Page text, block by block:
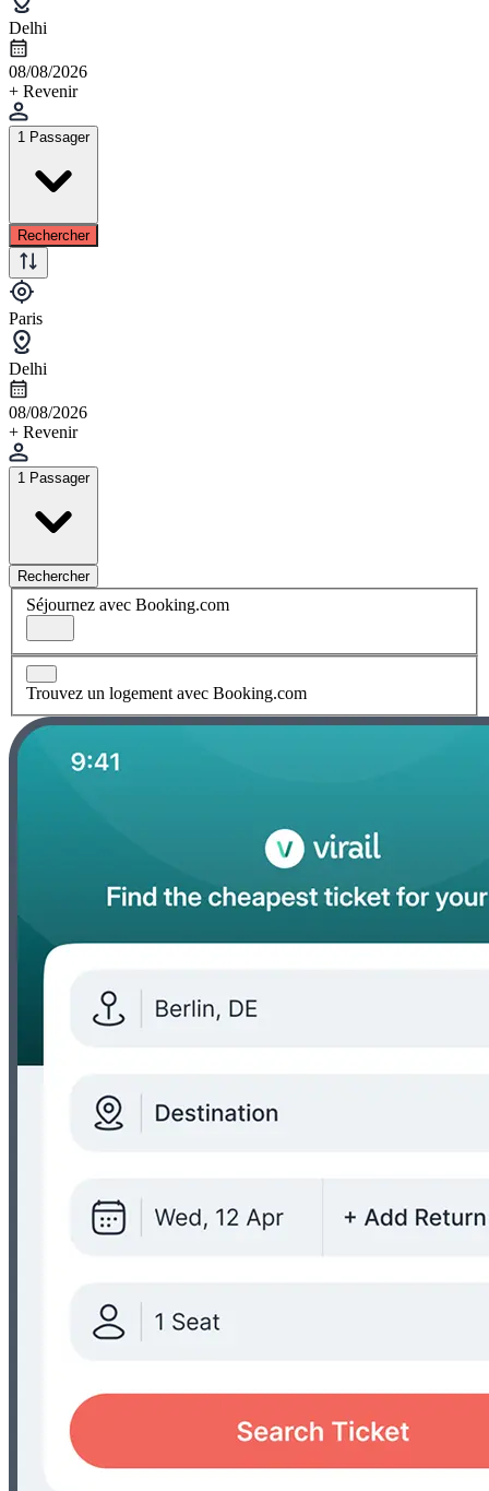
Delhi
08/08/2026
+ Revenir
1 Passager
Rechercher
Paris
Delhi
08/08/2026
+ Revenir
1 Passager
Rechercher
Séjournez avec Booking.com
Trouvez un logement avec Booking.com